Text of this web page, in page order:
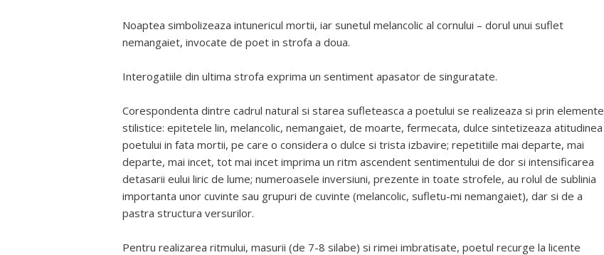
Noaptea simbolizeaza intunericul mortii, iar sunetul melancolic al cornului – dorul unui suflet
nemangaiet, invocate de poet in strofa a doua.
Interogatiile din ultima strofa exprima un sentiment apasator de singuratate.
Corespondenta dintre cadrul natural si starea sufleteasca a poetului se realizeaza si prin elemente
stilistice: epitetele lin, melancolic, nemangaiet, de moarte, fermecata, dulce sintetizeaza atitudinea
poetului in fata mortii, pe care o considera o dulce si trista izbavire; repetitiile mai departe, mai
departe, mai incet, tot mai incet imprima un ritm ascendent sentimentului de dor si intensificarea
detasarii eului liric de lume; numeroasele inversiuni, prezente in toate strofele, au rolul de sublinia
importanta unor cuvinte sau grupuri de cuvinte (melancolic, sufletu-mi nemangaiet), dar si de a
pastra structura versurilor.
Pentru realizarea ritmului, masurii (de 7-8 silabe) si rimei imbratisate, poetul recurge la licente